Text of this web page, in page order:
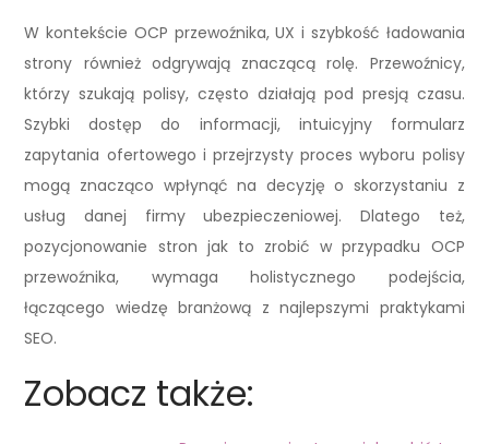
W kontekście OCP przewoźnika, UX i szybkość ładowania
strony również odgrywają znaczącą rolę. Przewoźnicy,
którzy szukają polisy, często działają pod presją czasu.
Szybki dostęp do informacji, intuicyjny formularz
zapytania ofertowego i przejrzysty proces wyboru polisy
mogą znacząco wpłynąć na decyzję o skorzystaniu z
usług danej firmy ubezpieczeniowej. Dlatego też,
pozycjonowanie stron jak to zrobić w przypadku OCP
przewoźnika, wymaga holistycznego podejścia,
łączącego wiedzę branżową z najlepszymi praktykami
SEO.
Zobacz także: